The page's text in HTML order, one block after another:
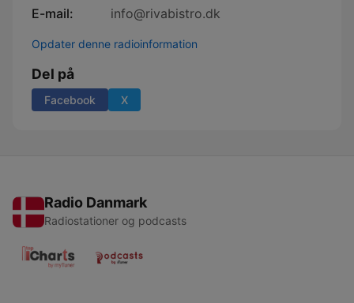
E-mail:
info@rivabistro.dk
Opdater denne radioinformation
Del på
Facebook X
Radio Danmark
Radiostationer og podcasts